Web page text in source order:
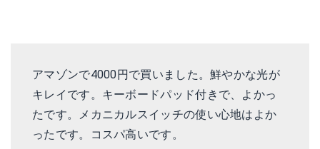
アマゾンで4000円で買いました。鮮やかな光が
キレイです。キーボードパッド付きで、よかっ
たです。メカニカルスイッチの使い心地はよか
ったです。コスパ高いです。